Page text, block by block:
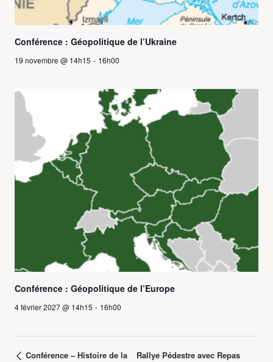
Conférence : Géopolitique de l’Ukraine
19 novembre @ 14h15 - 16h00
Conférence : Géopolitique de l’Europe
4 février 2027 @ 14h15 - 16h00
Conférence – Histoire de la
Rallye Pédestre avec Repas